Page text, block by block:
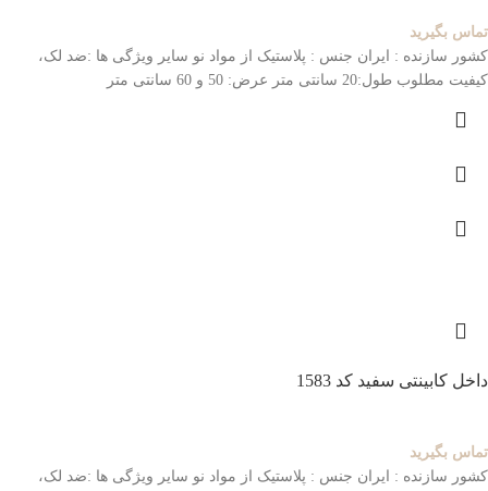
تماس بگیرید
کشور سازنده : ایران جنس : پلاستیک از مواد نو سایر ویژگی ها :ضد لک،
کیفیت مطلوب طول:20 سانتی متر عرض: 50 و 60 سانتی متر
داخل کابینتی سفید کد 1583
تماس بگیرید
کشور سازنده : ایران جنس : پلاستیک از مواد نو سایر ویژگی ها :ضد لک،